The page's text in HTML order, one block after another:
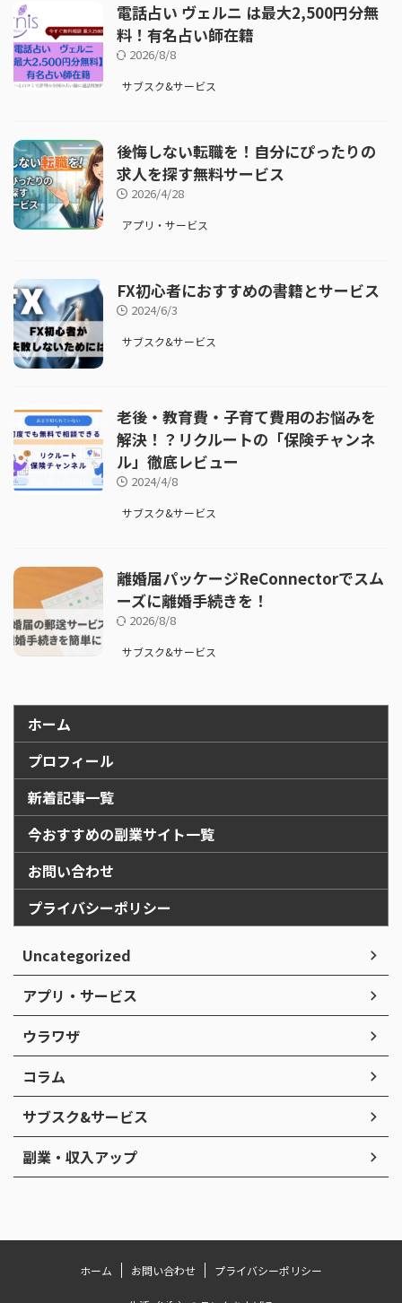
電話占い ヴェルニ は最大2,500円分無
料！有名占い師在籍
2026/8/8
サブスク&サービス
後悔しない転職を！自分にぴったりの
求人を探す無料サービス
2026/4/28
アプリ・サービス
FX初心者におすすめの書籍とサービス
2024/6/3
サブスク&サービス
老後・教育費・子育て費用のお悩みを
解決！？リクルートの「保険チャンネ
ル」徹底レビュー
2024/4/8
サブスク&サービス
離婚届パッケージReConnectorでスム
ーズに離婚手続きを！
2026/8/8
サブスク&サービス
ホーム
プロフィール
新着記事一覧
今おすすめの副業サイト一覧
お問い合わせ
プライバシーポリシー
Uncategorized
アプリ・サービス
ウラワザ
コラム
サブスク&サービス
副業・収入アップ
ホーム お問い合わせ プライバシーポリシー